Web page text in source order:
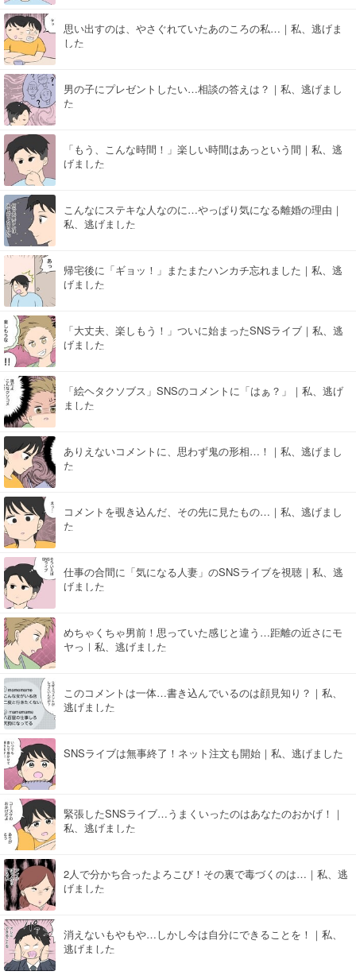
思い出すのは、やさぐれていたあのころの私…｜私、逃げま
した
男の子にプレゼントしたい…相談の答えは？｜私、逃げまし
た
「もう、こんな時間！」楽しい時間はあっという間｜私、逃
げました
こんなにステキな人なのに…やっぱり気になる離婚の理由｜
私、逃げました
帰宅後に「ギョッ！」またまたハンカチ忘れました｜私、逃
げました
「大丈夫、楽しもう！」ついに始まったSNSライブ｜私、逃
げました
「絵ヘタクソブス」SNSのコメントに「はぁ？」｜私、逃げ
ました
ありえないコメントに、思わず鬼の形相…！｜私、逃げまし
た
コメントを覗き込んだ、その先に見たもの…｜私、逃げまし
た
仕事の合間に「気になる人妻」のSNSライブを視聴｜私、逃
げました
めちゃくちゃ男前！思っていた感じと違う…距離の近さにモ
ヤっ｜私、逃げました
このコメントは一体…書き込んでいるのは顔見知り？｜私、
逃げました
SNSライブは無事終了！ネット注文も開始｜私、逃げました
緊張したSNSライブ…うまくいったのはあなたのおかげ！｜
私、逃げました
2人で分かち合ったよろこび！その裏で毒づくのは…｜私、逃
げました
消えないもやもや…しかし今は自分にできることを！｜私、
逃げました